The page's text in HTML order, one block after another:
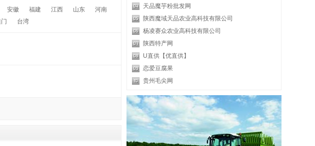
安徽 福建 江西 山东
河南
台湾
天品魔芋粉批发网
陕西魔域天品农业高科技有限公司
杨凌赛众农业高科技有限公司
陕西特产网
U直供【优直供】
恋爱豆腐果
贵州毛尖网